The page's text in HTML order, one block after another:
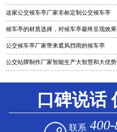
产厂家生
这家公交候车亭厂家非标定制公交候车亭
候车亭的材质选择，对候车亭最终呈现效
公交候车亭厂家带来遮风挡雨的候车亭
公交站牌制作厂家智能生产大智慧和大优势
口碑说话
联系